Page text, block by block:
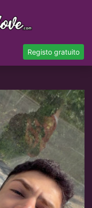
Registo gratuito